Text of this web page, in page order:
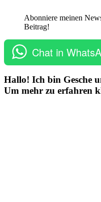
Abonniere meinen
Beitrag!
Chat in
Hallo! Ich bin Gesche
Um mehr zu erfahren